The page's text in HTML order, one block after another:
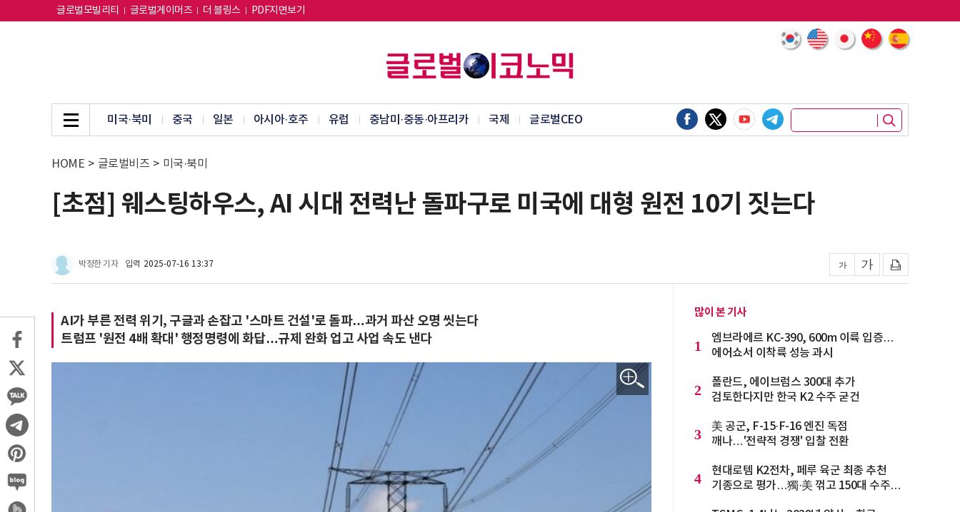
글로벌모빌리티 글로벌게이머즈 더 블링스 PDF지면보기
미국·북미 중국 일본 아시아·호주 유럽 중남미·중동·아프리카 국제 글로벌CEO
HOME > 글로벌비즈 > 미국·북미
[초점] 웨스팅하우스, AI 시대 전력난 돌파구로 미국에 대형 원전 10기 짓는다
박정한 기자 입력 2025-07-16 13:37
AI가 부른 전력 위기, 구글과 손잡고 '스마트 건설'로 돌파…과거 파산 오명 씻는다
트럼프 '원전 4배 확대' 행정명령에 화답…규제 완화 업고 사업 속도 낸다
많이 본 기사
1
엠브라에르 KC-390, 600m 이륙 입증…
에어쇼서 이착륙 성능 과시
2
폴란드, 에이브럼스 300대 추가
검토한다지만 한국 K2 수주 굳건
3
美 공군, F-15·F-16 엔진 독점
깨나…'전략적 경쟁' 입찰 전환
4
현대로템 K2전차, 페루 육군 최종 추천
기종으로 평가…獨·美 꺾고 150대 수주